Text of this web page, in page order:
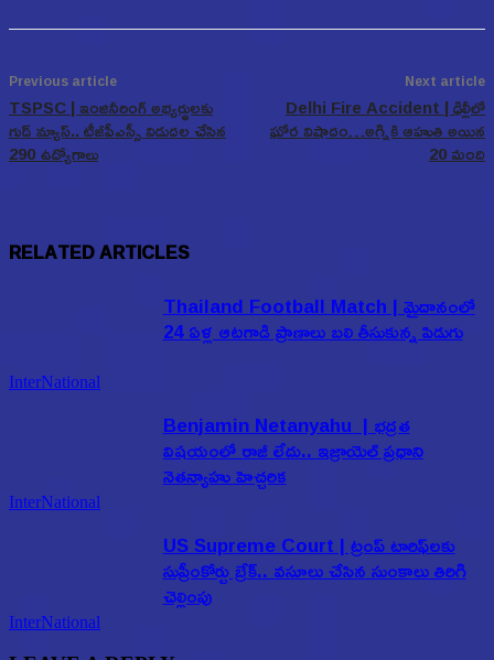
Previous article
TSPSC | ఇంజినీరింగ్ అభ్యర్థులకు
గుడ్ న్యూస్.. టీజీపీఎస్సీ విడుదల చేసిన
290 ఉద్యోగాలు
Next article
Delhi Fire Accident | ఢిల్లీలో
ఘోర విషాదం…అగ్నికి ఆహుతి అయిన
20 మంది
RELATED ARTICLES
InterNational
Thailand Football Match | మైదానంలో
24 ఏళ్ల ఆటగాడి ప్రాణాలు బలి తీసుకున్న పిడుగు
InterNational
Benjamin Netanyahu | భద్రత
విషయంలో రాజీ లేదు.. ఇజ్రాయెల్ ప్రధాని
నెతన్యాహు హెచ్చరిక
InterNational
US Supreme Court | ట్రంప్ టారిఫ్‌లకు
సుప్రీంకోర్టు బ్రేక్.. వసూలు చేసిన సుంకాలు తిరిగి
చెల్లింపు